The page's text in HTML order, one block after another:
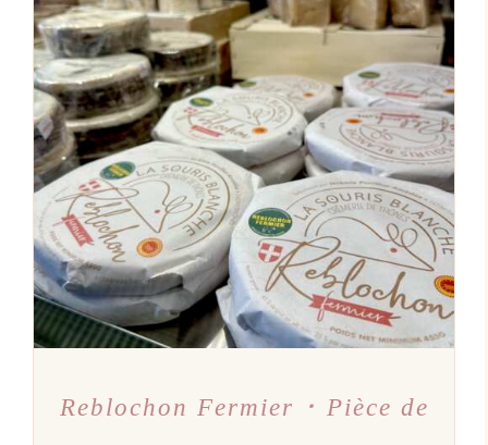
AJOUTER AU PANIER
/
DÉTAILS
Reblochon Fermier ･ Pièce de